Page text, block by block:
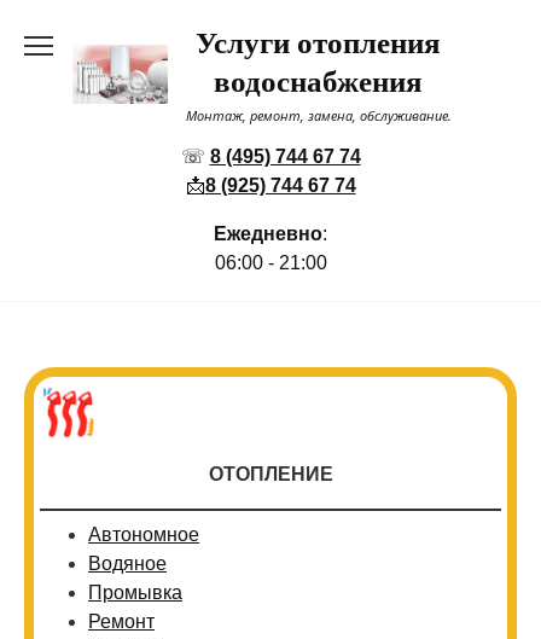
содержанию
Услуги отопления
водоснабжения
Монтаж, ремонт, замена, обслуживание.
☏ 8 (495) 744 67 74
📩8 (925) 744 67 74
Ежедневно:
06:00 - 21:00
ОТОПЛЕНИЕ
Автономное
Водяное
Промывка
Ремонт